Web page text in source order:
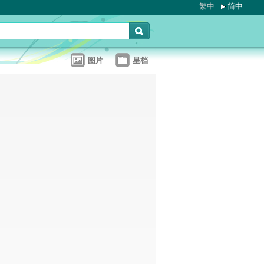
繁中 简中
图片 星档